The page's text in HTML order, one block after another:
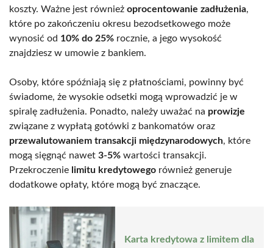
koszty. Ważne jest również oprocentowanie zadłużenia,
które po zakończeniu okresu bezodsetkowego może
wynosić od 10% do 25% rocznie, a jego wysokość
znajdziesz w umowie z bankiem.
Osoby, które spóźniają się z płatnościami, powinny być
świadome, że wysokie odsetki mogą wprowadzić je w
spiralę zadłużenia. Ponadto, należy uważać na prowizje
związane z wypłatą gotówki z bankomatów oraz
przewalutowaniem transakcji międzynarodowych, które
mogą sięgnąć nawet 3-5% wartości transakcji.
Przekroczenie limitu kredytowego również generuje
dodatkowe opłaty, które mogą być znaczące.
Karta kredytowa z limitem dla